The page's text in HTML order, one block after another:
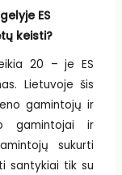
ES
keisti?
20 – je ES
Lietuvoje šis
gamintojų ir
gamintojai ir
sukurti
santykiai tik su